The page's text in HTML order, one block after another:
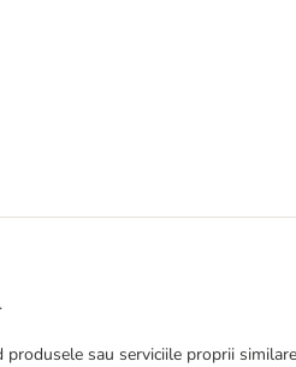
sau serviciile proprii